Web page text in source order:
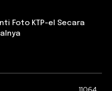
Foto KTP-el Secara